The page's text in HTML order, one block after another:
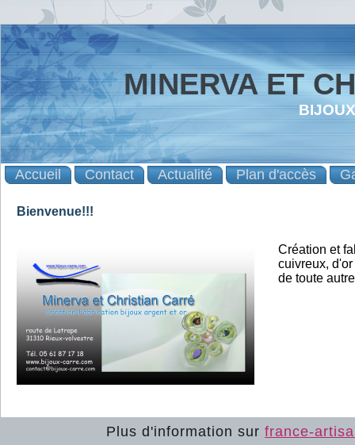
MINERVA ET
Accueil Contact Actualité Plan d'accès
Bienvenue!!!
Création et
cuivreux,
de toute
Plus d'information sur france-